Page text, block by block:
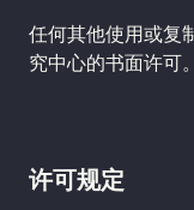
任何其他使用或复
究中心的书面许可。
许可规定